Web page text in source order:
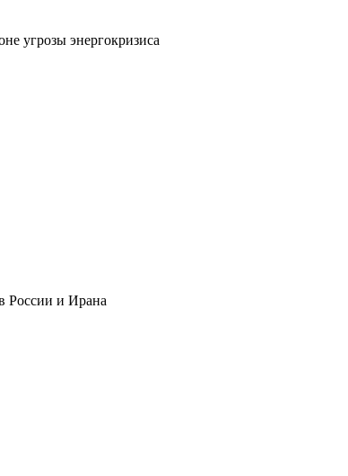
угрозы энергокризиса
России и Ирана